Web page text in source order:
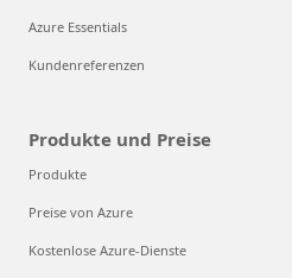
Azure Essentials
Kundenreferenzen
Produkte und Preise
Produkte
Preise von Azure
Kostenlose Azure-Dienste